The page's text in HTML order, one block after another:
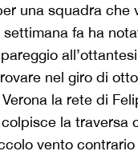
una squadra che
fa ha
nel giro di
la rete di
la traversa
vento